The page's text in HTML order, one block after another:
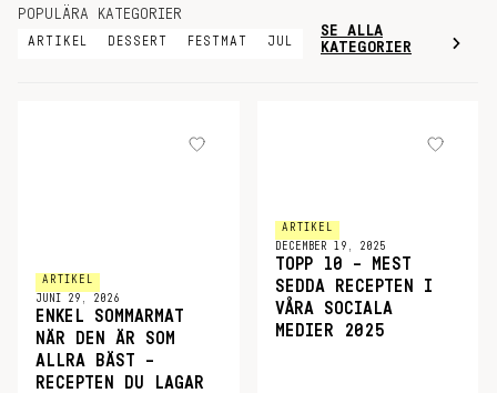
POPULÄRA KATEGORIER
ARTIKEL DESSERT FESTMAT JUL
SE ALLA
KATEGORIER
ARTIKEL
JUNI 29, 2026
ENKEL SOMMARMAT
NÄR DEN ÄR SOM
ALLRA BÄST –
RECEPTEN DU LAGAR
ARTIKEL
DECEMBER 19, 2025
TOPP 10 – MEST
SEDDA RECEPTEN I
VÅRA SOCIALA
MEDIER 2025